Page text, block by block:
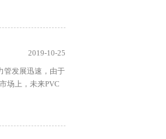
2019-10-25
管发展迅速，由于
场上，未来PVC